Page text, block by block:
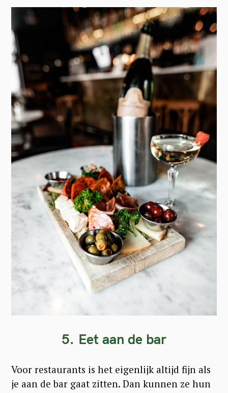
5. Eet aan de bar
Voor restaurants is het eigenlijk altijd fijn als
je aan de bar gaat zitten. Dan kunnen ze hun
S